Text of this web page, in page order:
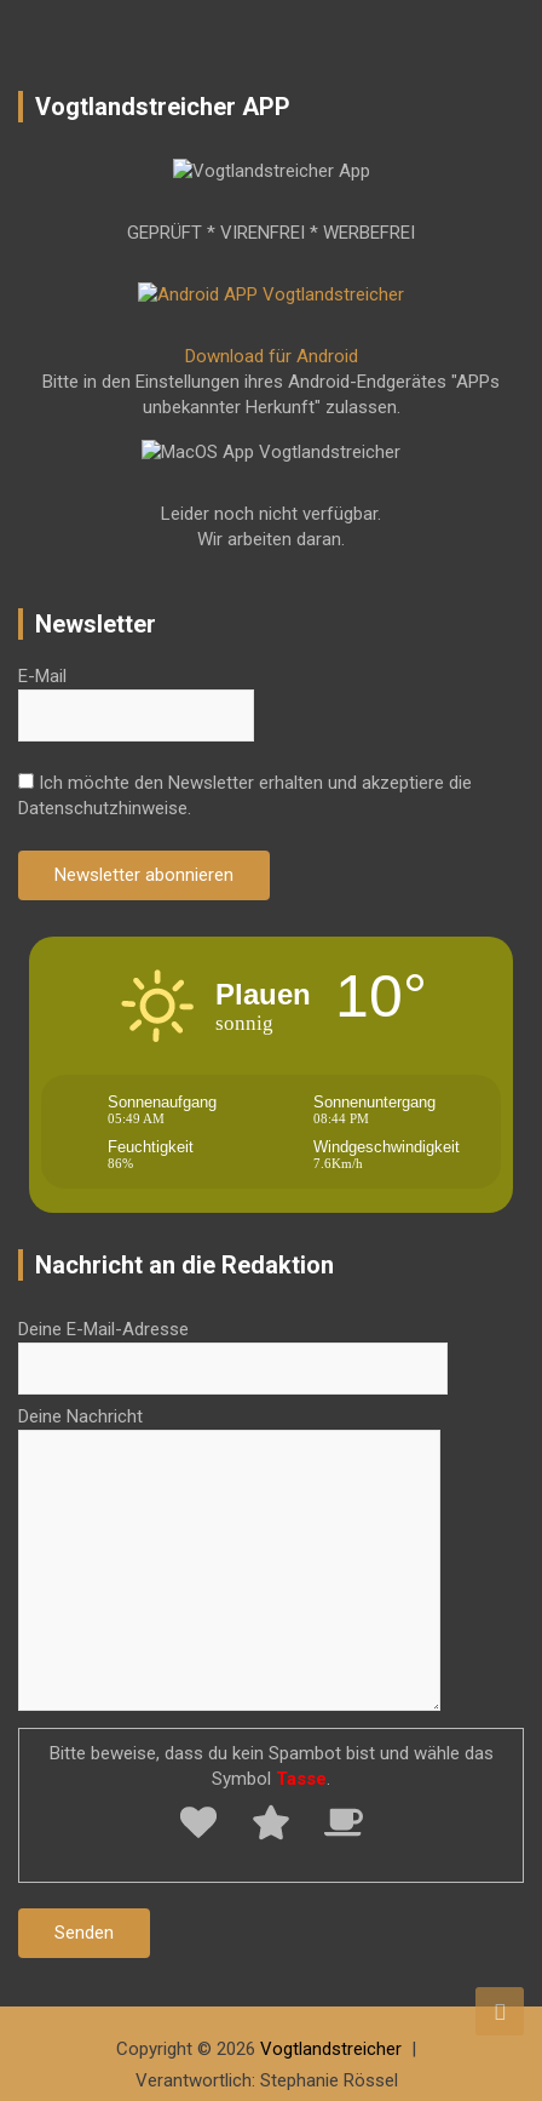
Vogtlandstreicher APP
GEPRÜFT * VIRENFREI * WERBEFREI
Download für Android
Bitte in den Einstellungen ihres Android-Endgerätes "APPs
unbekannter Herkunft" zulassen.
Leider noch nicht verfügbar.
Wir arbeiten daran.
Newsletter
E-Mail
Ich möchte den Newsletter erhalten und akzeptiere die
Datenschutzhinweise.
Newsletter abonnieren
Plauen
sonnig 10°
Sonnenaufgang
05:49 AM
Sonnenuntergang
08:44 PM
Feuchtigkeit
86%
Windgeschwindigkeit
7.6Km/h
Nachricht an die Redaktion
Deine E-Mail-Adresse
Deine Nachricht
Bitte beweise, dass du kein Spambot bist und wähle das
Symbol Tasse.
Copyright © 2026 Vogtlandstreicher
Verantwortlich: Stephanie Rössel